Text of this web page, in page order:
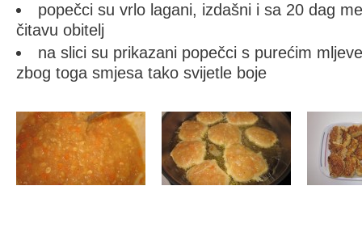
popečci su vrlo lagani, izdašni i sa 20 dag
čitavu obitelj
na slici su prikazani popečci s purećim
zbog toga smjesa tako svijetle boje